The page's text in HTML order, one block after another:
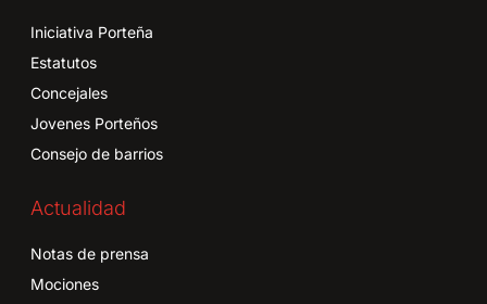
Iniciativa Porteña
Estatutos
Concejales
Jovenes Porteños
Consejo de barrios
Actualidad
Notas de prensa
Mociones